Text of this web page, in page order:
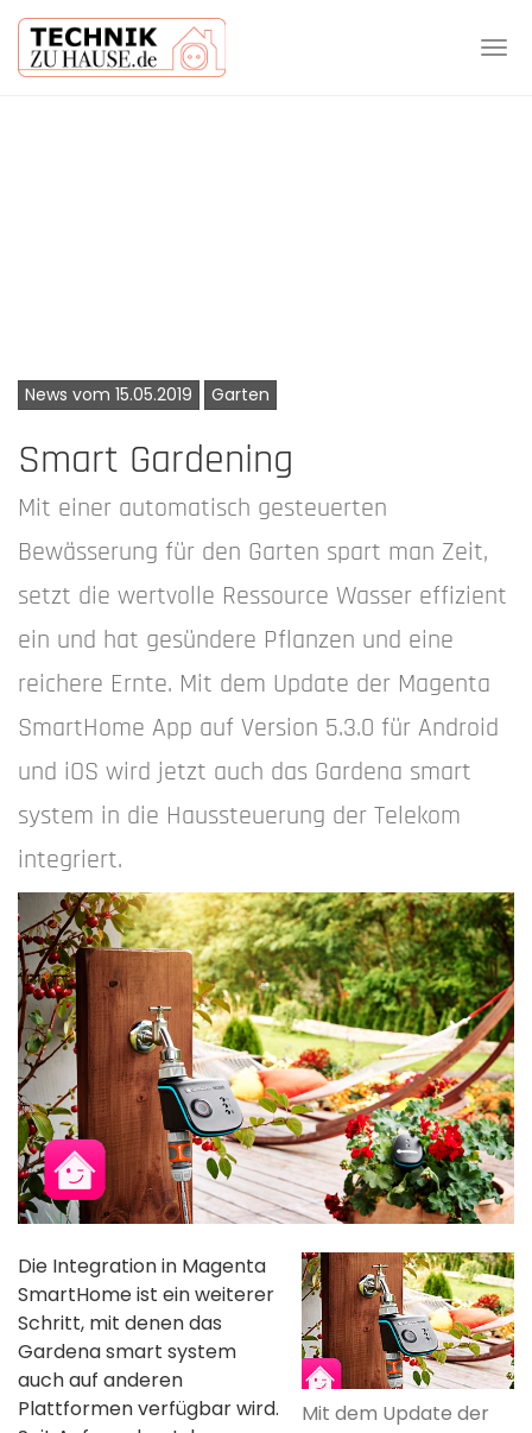
News vom 15.05.2019 Garten
Smart Gardening
Mit einer automatisch gesteuerten
Bewässerung für den Garten spart man Zeit,
setzt die wertvolle Ressource Wasser effizient
ein und hat gesündere Pflanzen und eine
reichere Ernte. Mit dem Update der Magenta
SmartHome App auf Version 5.3.0 für Android
und iOS wird jetzt auch das Gardena smart
system in die Haussteuerung der Telekom
integriert.
Mit dem Update der
Die Integration in Magenta
SmartHome ist ein weiterer
Schritt, mit denen das
Gardena smart system
auch auf anderen
Plattformen verfügbar wird.